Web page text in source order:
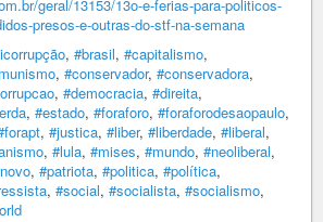
geral/13153/13o-e-ferias-para-politicos-
presos-e-outras-do-stf-na-semana
, #brasil, #capitalismo,
, #conservador, #conservadora,
, #democracia, #direita,
, #estado, #foraforo, #foraforodesaopaulo,
, #justica, #liber, #liberdade, #liberal,
, #lula, #mises, #mundo, #neoliberal,
, #patriota, #politica, #política,
, #social, #socialista, #socialismo,